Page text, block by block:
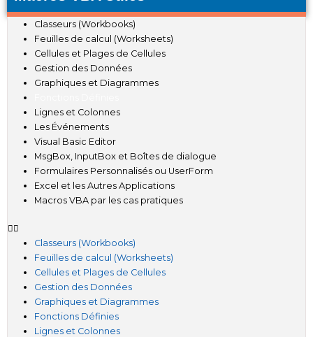
Classeurs (Workbooks)
Feuilles de calcul (Worksheets)
Cellules et Plages de Cellules
Gestion des Données
Graphiques et Diagrammes
Lignes et Colonnes
Les Événements
Visual Basic Editor
MsgBox, InputBox et Boîtes de dialogue
Formulaires Personnalisés ou UserForm
Excel et les Autres Applications
Macros VBA par les cas pratiques
Classeurs (Workbooks)
Feuilles de calcul (Worksheets)
Cellules et Plages de Cellules
Gestion des Données
Graphiques et Diagrammes
Fonctions Définies
Lignes et Colonnes